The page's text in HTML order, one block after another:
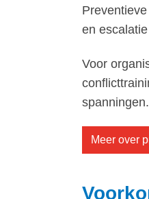
en
Voor
spanningen.
Meer over